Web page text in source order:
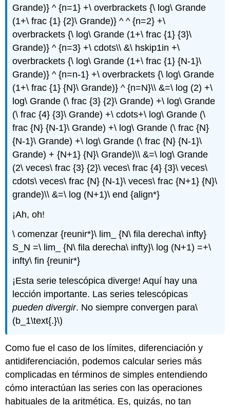
Grande)} ^ {n=1} +\ overbrackets {\ log\ Grande
(1+\ frac {1} {2}\ Grande)} ^ ^ {n=2} +\
overbrackets {\ log\ Grande (1+\ frac {1} {3}\
Grande)} ^ {n=3} +\ cdots\\ &\ hskip1in +\
overbrackets {\ log\ Grande (1+\ frac {1} {N-1}\
Grande)} ^ {n=n-1} +\ overbrackets {\ log\ Grande
(1+\ frac {1} {N}\ Grande)} ^ {n=N}\\ &=\ log (2) +\
log\ Grande (\ frac {3} {2}\ Grande) +\ log\ Grande
(\ frac {4} {3}\ Grande) +\ cdots+\ log\ Grande (\
frac {N} {N-1}\ Grande) +\ log\ Grande (\ frac {N}
{N-1}\ Grande) +\ log\ Grande (\ frac {N} {N-1}\
Grande) + {N+1} {N}\ Grande)\\ &=\ log\ Grande
(2\ veces\ frac {3} {2}\ veces\ frac {4} {3}\ veces\
cdots\ veces\ frac {N} {N-1}\ veces\ frac {N+1} {N}\
grande)\\ &=\ log (N+1)\ end {align*}
¡Ah, oh!
\ comenzar {reunir*}\ lim_ {N\ fila derecha\ infty}
S_N =\ lim_ {N\ fila derecha\ infty}\ log (N+1) =+\
infty\ fin {reunir*}
¡Esta serie telescópica diverge! Aquí hay una
lección importante. Las series telescópicas
pueden divergir. No siempre convergen para\
(b_1\text{.}\)
Como fue el caso de los límites, diferenciación y
antidiferenciación, podemos calcular series más
complicadas en términos de simples entendiendo
cómo interactúan las series con las operaciones
habituales de la aritmética. Es, quizás, no tan